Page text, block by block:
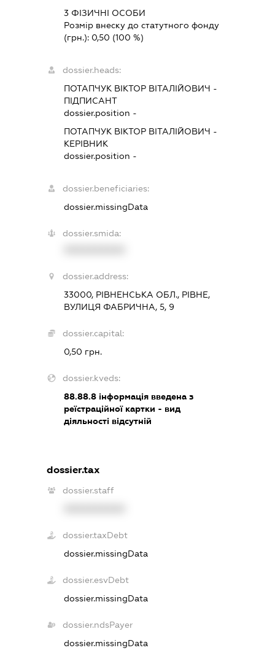
3 ФІЗИЧНІ ОСОБИ
Розмір внеску до статутного фонду
(грн.): 0,50 (100 %)
dossier.heads:
ПОТАПЧУК ВІКТОР ВІТАЛІЙОВИЧ -
ПІДПИСАНТ
dossier.position -
ПОТАПЧУК ВІКТОР ВІТАЛІЙОВИЧ -
КЕРІВНИК
dossier.position -
dossier.beneficiaries:
dossier.missingData
dossier.smida:
dossier.address:
33000, РІВНЕНСЬКА ОБЛ., РІВНЕ,
ВУЛИЦЯ ФАБРИЧНА, 5, 9
dossier.capital:
0,50 грн.
dossier.kveds:
88.88.8 інформація введена з
реїстраційної картки - вид
діяльності відсутній
dossier.tax
dossier.staff
dossier.taxDebt
dossier.missingData
dossier.esvDebt
dossier.missingData
dossier.ndsPayer
dossier.missingData